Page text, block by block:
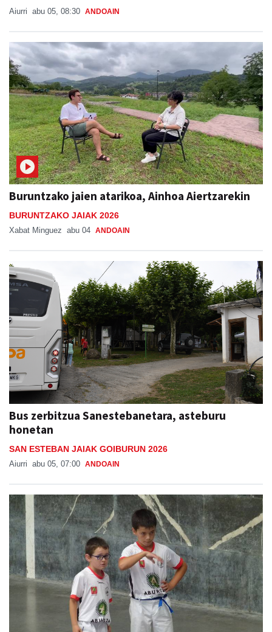
Aiurri abu 05, 08:30 ANDOAIN
Buruntzako jaien atarikoa, Ainhoa Aiertzarekin
BURUNTZAKO JAIAK 2026
Xabat Minguez abu 04 ANDOAIN
Bus zerbitzua Sanestebanetara, asteburu
honetan
SAN ESTEBAN JAIAK GOIBURUN 2026
Aiurri abu 05, 07:00 ANDOAIN